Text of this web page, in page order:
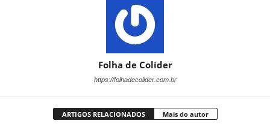
Folha de Colíder
https://folhadecolider.com.br
ARTIGOS RELACIONADOS Mais do autor